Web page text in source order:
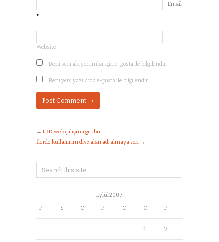
Email
*
Website
Beni sonraki yorumlar için e-posta ile bilgilendir.
Beni yeni yazılarda e-posta ile bilgilendir.
← LKD web çalışma grubu
İlerde kullanırım diye alan adı almaya son →
Eylül 2007
P S Ç P C C P
1 2